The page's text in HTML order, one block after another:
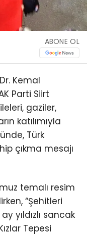
ABONE OL
Kemal
Parti Siirt
gaziler,
katılımıyla
Türk
çıkma mesajı
temalı resim
“Şehitleri
yıldızlı sancak
Tepesi